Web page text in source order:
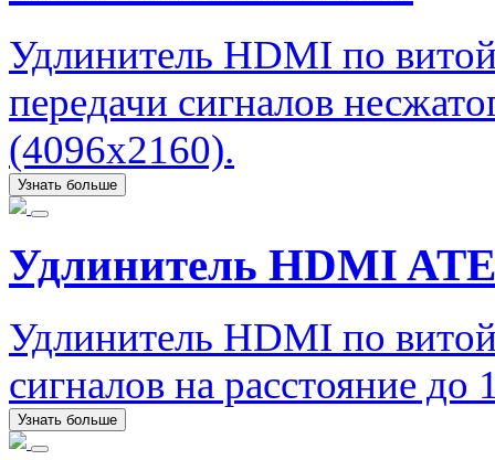
Удлинитель HDMI по
передачи сигналов
(4096x2160).
Узнать больше
Удлинитель HDMI
Удлинитель HDMI по
сигналов на расстояние
Узнать больше